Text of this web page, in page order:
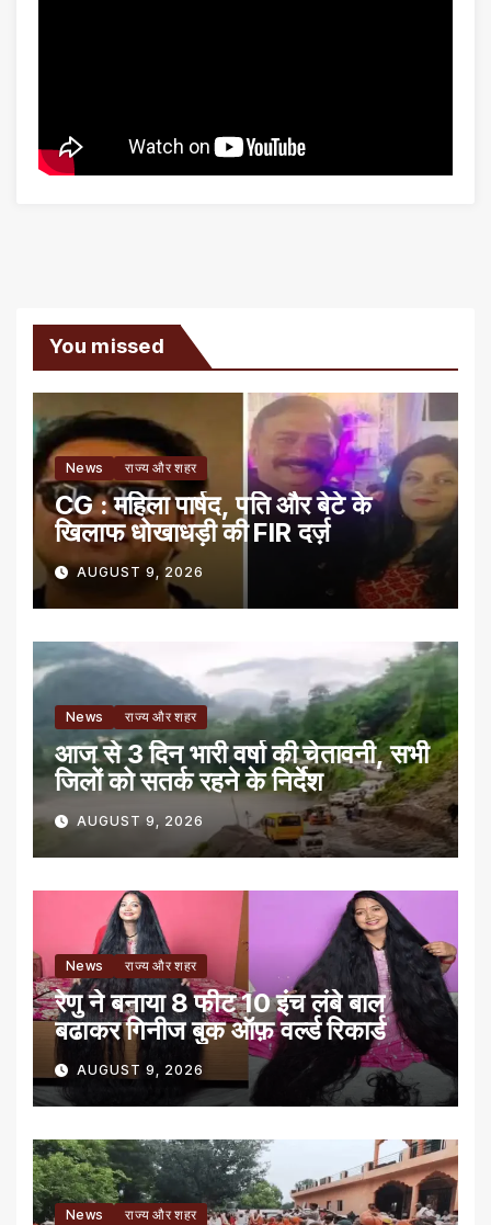
You missed
News राज्य और शहर
CG : महिला पार्षद, पति और बेटे के
खिलाफ धोखाधड़ी की FIR दर्ज़
AUGUST 9, 2026
News राज्य और शहर
आज से 3 दिन भारी वर्षा की चेतावनी, सभी
जिलों को सतर्क रहने के निर्देश
AUGUST 9, 2026
News राज्य और शहर
रेणु ने बनाया 8 फीट 10 इंच लंबे बाल
बढाकर गिनीज बुक ऑफ़ वर्ल्ड रिकार्ड
AUGUST 9, 2026
News राज्य और शहर